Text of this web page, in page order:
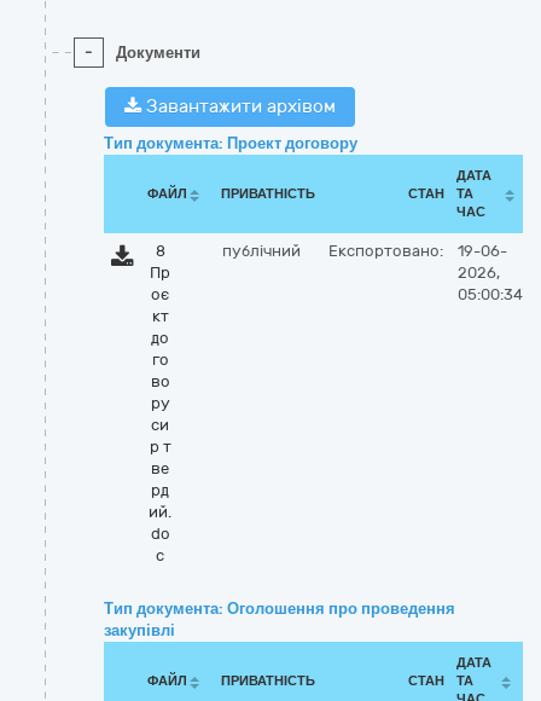
- Документи
Завантажити архівом
Тип документа: Проект договору
ФАЙЛ ПРИВАТНІСТЬ СТАН
ДАТА
ТА
ЧАС
8
Пр
оє
кт
до
го
во
ру
си
р т
ве
рд
ий.
do
c
публічний Експортовано:
19-06-
2026,
05:00:34
Тип документа: Оголошення про проведення
закупівлі
ФАЙЛ ПРИВАТНІСТЬ СТАН
ДАТА
ТА